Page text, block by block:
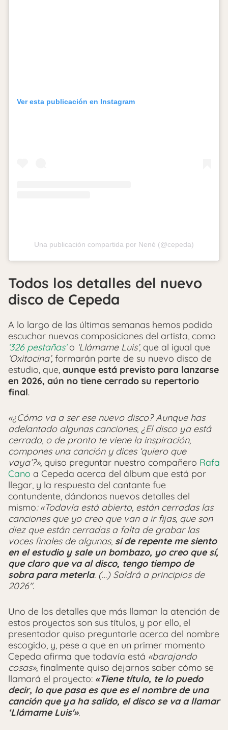
Ver esta publicación en Instagram
Una publicación compartida por Nené (@cepeda)
Todos los detalles del nuevo
disco de Cepeda
A lo largo de las últimas semanas hemos podido
escuchar nuevas composiciones del artista, como
‘326 pestañas’o ‘Llámame Luis’, que al igual que
‘Oxitocina’, formarán parte de su nuevo disco de
estudio, que, aunque está previsto para lanzarse
en 2026, aún no tiene cerrado su repertorio
final.
«¿Cómo va a ser ese nuevo disco? Aunque has
adelantado algunas canciones, ¿El disco ya está
cerrado, o de pronto te viene la inspiración,
compones una canción y dices ‘quiero que
vaya’?», quiso preguntar nuestro compañero Rafa
Cano a Cepeda acerca del álbum que está por
llegar, y la respuesta del cantante fue
contundente, dándonos nuevos detalles del
mismo: «Todavía está abierto, están cerradas las
canciones que yo creo que van a ir fijas, que son
diez que están cerradas a falta de grabar las
voces finales de algunas, si de repente me siento
en el estudio y sale un bombazo, yo creo que sí,
que claro que va al disco, tengo tiempo de
sobra para meterla. (…) Saldrá a principios de
2026″.
Uno de los detalles que más llaman la atención de
estos proyectos son sus títulos, y por ello, el
presentador quiso preguntarle acerca del nombre
escogido, y, pese a que en un primer momento
Cepeda afirma que todavía está «barajando
cosas», finalmente quiso dejarnos saber cómo se
llamará el proyecto: «Tiene título, te lo puedo
decir, lo que pasa es que es el nombre de una
canción que ya ha salido, el disco se va a llamar
‘Llámame Luis'».